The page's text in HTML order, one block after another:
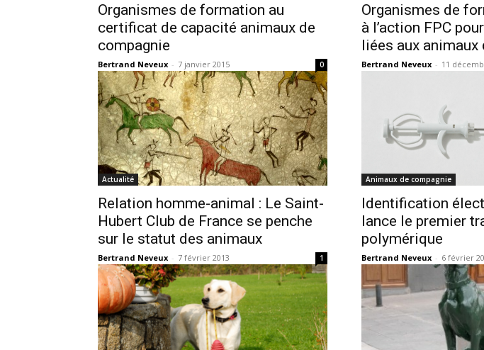
Organismes de formation au
certificat de capacité animaux de
compagnie
Bertrand Neveux - 7 janvier 2015 0
Organismes de
à l’action FPC
liées aux animaux
Bertrand Neveux - 11
Actualité
Relation homme-animal : Le Saint-
Hubert Club de France se penche
sur le statut des animaux
Bertrand Neveux - 7 février 2013 1
Animaux de compagnie
Identification
lance le premier
polymérique
Bertrand Neveux - 6 février